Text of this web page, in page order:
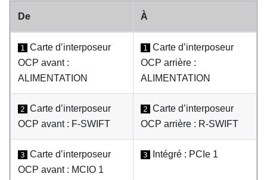
De À
1 Carte d’interposeur
OCP avant :
ALIMENTATION
1 Carte d’interposeur
OCP arrière :
ALIMENTATION
2 Carte d’interposeur
OCP avant : F-SWIFT
2 Carte d’interposeur
OCP arrière : R-SWIFT
3 Carte d’interposeur
OCP avant : MCIO 1
3 Intégré : PCIe 1